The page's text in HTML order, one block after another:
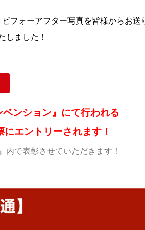
フォーアフター写真を皆様からお送
しました！
ンション』にて行われる
エントリーされます！
で表彰させていただきます！